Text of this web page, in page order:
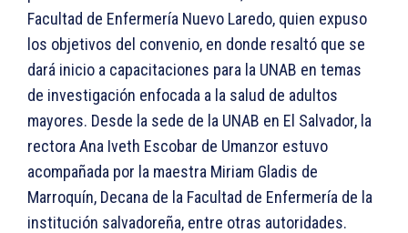
Facultad de Enfermería Nuevo Laredo, quien expuso
los objetivos del convenio, en donde resaltó que se
dará inicio a capacitaciones para la UNAB en temas
de investigación enfocada a la salud de adultos
mayores. Desde la sede de la UNAB en El Salvador, la
rectora Ana Iveth Escobar de Umanzor estuvo
acompañada por la maestra Miriam Gladis de
Marroquín, Decana de la Facultad de Enfermería de la
institución salvadoreña, entre otras autoridades.